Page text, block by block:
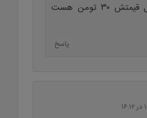
باسلام این گل قیمتش ۳۰ تومن هست
پاسخ